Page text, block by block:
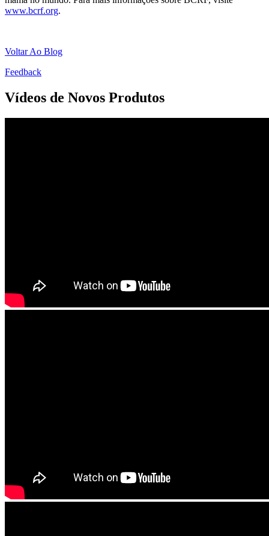
www.bcrf.org.
Voltar Ao Blog
Feedback
Vídeos de Novos Produtos